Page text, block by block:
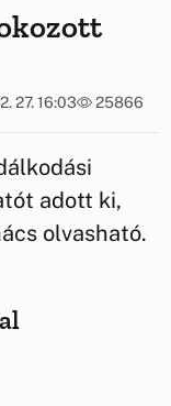
27. 16:03 25866
adott ki,
olvasható.